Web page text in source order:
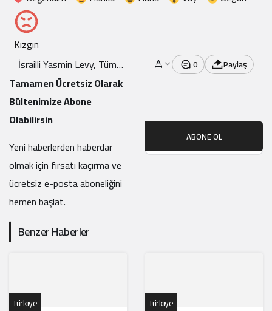
Kızgın
İsrailli Yasmin Levy, Tüm
Protestolara Rağmen
Türkiye’de Konser Verecek
0 Paylaş
Tamamen Ücretsiz Olarak
Bültenimize Abone
Olabilirsin
Yeni haberlerden haberdar
olmak için fırsatı kaçırma ve
ücretsiz e-posta aboneliğini
hemen başlat.
ABONE OL
Benzer Haberler
Türkiye Türkiye